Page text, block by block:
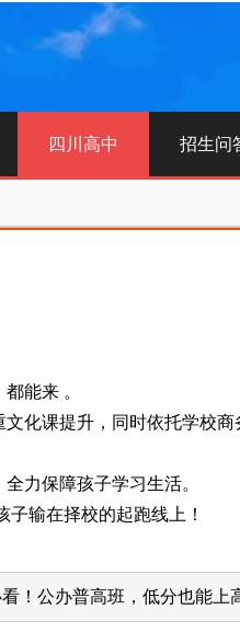
四川高中 招生问
能来 。
化课提升，同时依托学校商
力保障孩子学习生活。
输在择校的起跑线上！
！公办普高班，低分也能上